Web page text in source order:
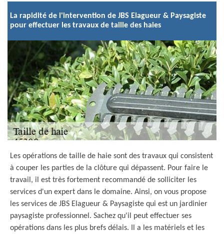
La rapidité de l'intervention de JBS Elagueur & Paysagiste
pour effectuer les travaux de taille des haies
Les opérations de taille de haie sont des travaux qui consistent
à couper les parties de la clôture qui dépassent. Pour faire le
travail, il est très fortement recommandé de solliciter les
services d'un expert dans le domaine. Ainsi, on vous propose
les services de JBS Elagueur & Paysagiste qui est un jardinier
paysagiste professionnel. Sachez qu'il peut effectuer ses
opérations dans les plus brefs délais. Il a les matériels et les